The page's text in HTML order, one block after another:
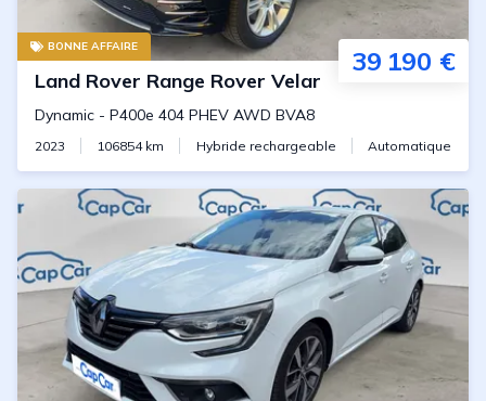
BONNE AFFAIRE 39 190 €
Land Rover Range Rover Velar
Dynamic - P400e 404 PHEV AWD BVA8
2023 106854km Hybride rechargeable Automatique